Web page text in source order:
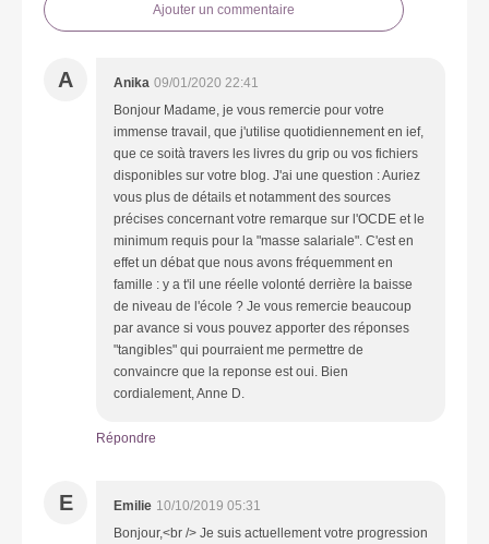
Ajouter un commentaire
A Anika 09/01/2020 22:41
Bonjour Madame, je vous remercie pour votre
immense travail, que j'utilise quotidiennement en ief,
que ce soità travers les livres du grip ou vos fichiers
disponibles sur votre blog. J'ai une question : Auriez
vous plus de détails et notamment des sources
précises concernant votre remarque sur l'OCDE et le
minimum requis pour la "masse salariale". C'est en
effet un débat que nous avons fréquemment en
famille : y a t'il une réelle volonté derrière la baisse
de niveau de l'école ? Je vous remercie beaucoup
par avance si vous pouvez apporter des réponses
"tangibles" qui pourraient me permettre de
convaincre que la reponse est oui. Bien
cordialement, Anne D.
Répondre
E Emilie 10/10/2019 05:31
Bonjour,<br /> Je suis actuellement votre progression